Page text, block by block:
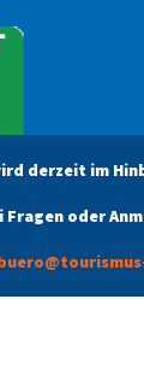
derzeit im
oder